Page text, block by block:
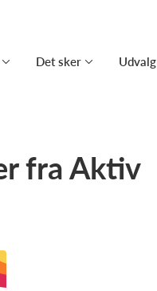
Det sker Udvalg
fra Aktiv